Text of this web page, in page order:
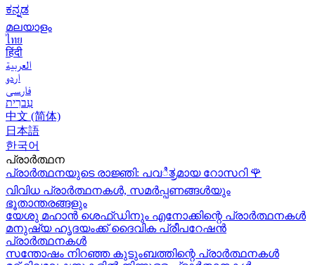
ಕನ್ನಡ
മലയാളം
ไทย
हिंदी
العربية
اردو
فارسی
עִברִית
中文 (简体)
日本語
한국어
പ്രാർത്ഥന
പ്രാർത്ഥനയുടെ രാജ്ഞി: പവಿತ್ರമായ റോസറി 🌹
വിവിധ പ്രാർത്ഥനകൾ, സമർപ്പണങ്ങൾയും
ഭൂതാന്തരങ്ങളും
യേശു മഹാന്‍ ശെഫ്ഡിനും എനോക്കിന്റെ പ്രാർത്ഥനകള്‍
മനുഷ്യ ഹൃദയംക്ക് ദൈവിക പ്രീപറേഷൻ
പ്രാർത്ഥനകൾ
സന്തോഷം നിറഞ്ഞ കുടുംബത്തിന്റെ പ്രാർത്ഥനകള്‍